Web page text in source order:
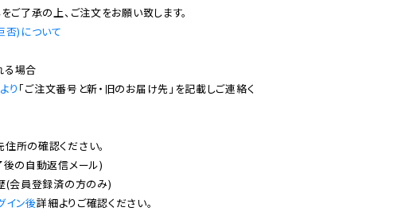
否)について
り 「ご注文番号と新・旧のお届け先」を記載しご連絡く
所の確認ください。
後の自動返信メール)
(会員登録済の方のみ)
イン後詳細よりご確認ください。